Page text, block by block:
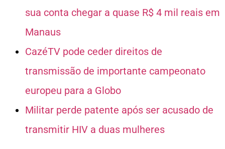
sua conta chegar a quase R$ 4 mil reais em
Manaus
CazéTV pode ceder direitos de
transmissão de importante campeonato
europeu para a Globo
Militar perde patente após ser acusado de
transmitir HIV a duas mulheres